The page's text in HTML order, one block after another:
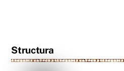
Structura